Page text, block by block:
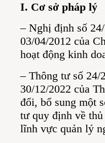
I. Cơ sở pháp lý
– Nghị định số
03/04/2012 của
hoạt động kinh
– Thông tư số
30/12/2022 của
đổi, bổ sung một
tư quy định về
lĩnh vực quản lý